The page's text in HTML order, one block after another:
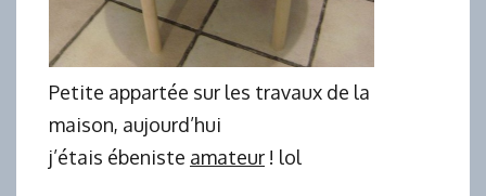
Petite appartée sur les travaux de la
maison, aujourd’hui
j’étais ébeniste amateur ! lol